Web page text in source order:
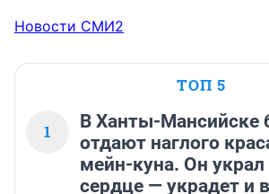
Новости СМИ2
ТОП 5
1
В Ханты-Мансийске
отдают наглого
мейн-куна. Он
сердце — украдет и